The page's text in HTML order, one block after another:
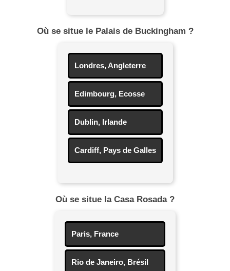
Où se situe le Palais de Buckingham ?
Londres, Angleterre
Edimbourg, Ecosse
Dublin, Irlande
Cardiff, Pays de Galles
Où se situe la Casa Rosada ?
Paris, France
Rio de Janeiro, Brésil